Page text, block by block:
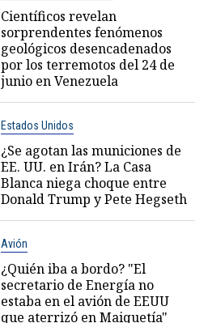
Científicos revelan
sorprendentes fenómenos
geológicos desencadenados
por los terremotos del 24 de
junio en Venezuela
Estados Unidos
¿Se agotan las municiones de
EE. UU. en Irán? La Casa
Blanca niega choque entre
Donald Trump y Pete Hegseth
Avión
¿Quién iba a bordo? "El
secretario de Energía no
estaba en el avión de EEUU
que aterrizó en Maiquetía"